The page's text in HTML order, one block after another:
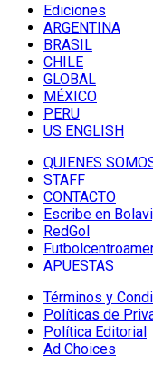
Ediciones
ARGENTINA
BRASIL
CHILE
GLOBAL
MÉXICO
PERU
US ENGLISH
QUIENES
STAFF
CONTACTO
Escribe en
RedGol
APUESTAS
Términos y
Políticas de
Política Editorial
Ad Choices